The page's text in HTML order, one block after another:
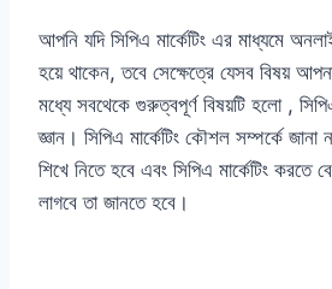
আপনি যদি সিপিএ মার্কেটিং এর মাধ্যমে
হয়ে থাকেন, তবে সেক্ষেত্রে যেসব বিষয়
মধ্যে সবথেকে গুরুত্বপূর্ণ বিষয়টি হলো ,
জ্ঞান। সিপিএ মার্কেটিং কৌশল সম্পর্কে জানা
শিখে নিতে হবে এবং সিপিএ মার্কেটিং করতে
লাগবে তা জানতে হবে।